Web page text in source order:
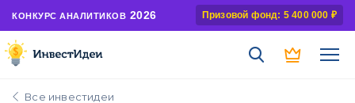
КОНКУРС АНАЛИТИКОВ 2026 Призовой фонд: 5 400 000 ₽
Все инвестидеи